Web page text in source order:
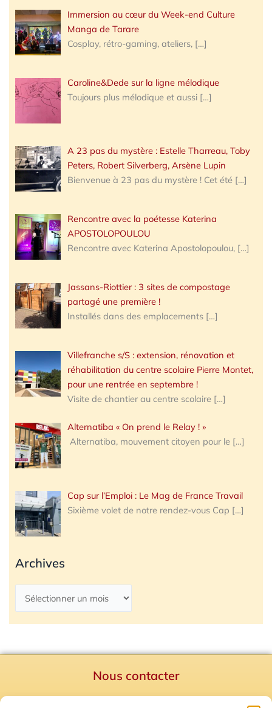
Immersion au cœur du Week-end Culture
Manga de Tarare
Cosplay, rétro-gaming, ateliers, […]
Caroline&Dede sur la ligne mélodique
Toujours plus mélodique et aussi […]
A 23 pas du mystère : Estelle Tharreau, Toby
Peters, Robert Silverberg, Arsène Lupin
Bienvenue à 23 pas du mystère ! Cet été […]
Rencontre avec la poétesse Katerina
APOSTOLOPOULOU
Rencontre avec Katerina Apostolopoulou, […]
Jassans-Riottier : 3 sites de compostage
partagé une première !
Installés dans des emplacements […]
Villefranche s/S : extension, rénovation et
réhabilitation du centre scolaire Pierre Montet,
pour une rentrée en septembre !
Visite de chantier au centre scolaire […]
Alternatiba « On prend le Relay ! »
Alternatiba, mouvement citoyen pour le […]
Cap sur l’Emploi : Le Mag de France Travail
Sixième volet de notre rendez-vous Cap […]
Archives
Nous contacter